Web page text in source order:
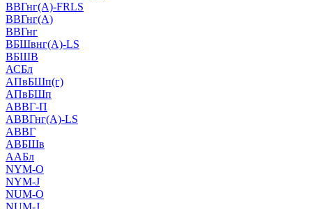
ВВГнг(А)-FRLS
ВВГнг(А)
ВВГнг
ВБШвнг(А)-LS
ВБШВ
АСБл
АПвБШп(г)
АПвБШп
АВВГ-П
АВВГнг(А)-LS
АВВГ
АВБШв
ААБл
NYM-O
NYM-J
NUM-О
NUM-J